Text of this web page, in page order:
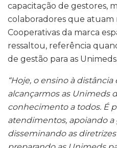
capacitação de gestores,
colaboradores que atuam
Cooperativas da marca
ressaltou, referência
de gestão para as Unimeds.
“Hoje, o ensino à distância
alcançarmos as Unimeds
conhecimento a todos. É
atendimentos, apoiando a
disseminando as